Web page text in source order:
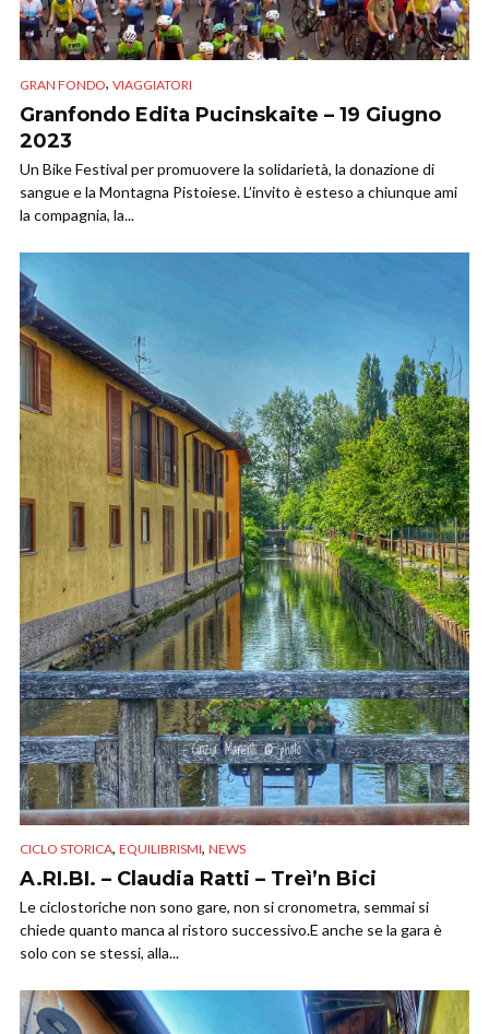
GRAN FONDO, VIAGGIATORI
Granfondo Edita Pucinskaite – 19 Giugno
2023
Un Bike Festival per promuovere la solidarietà, la donazione di
sangue e la Montagna Pistoiese. L’invito è esteso a chiunque ami
la compagnia, la...
CICLO STORICA, EQUILIBRISMI, NEWS
A.RI.BI. – Claudia Ratti – Treì’n Bici
Le ciclostoriche non sono gare, non si cronometra, semmai si
chiede quanto manca al ristoro successivo.E anche se la gara è
solo con se stessi, alla...